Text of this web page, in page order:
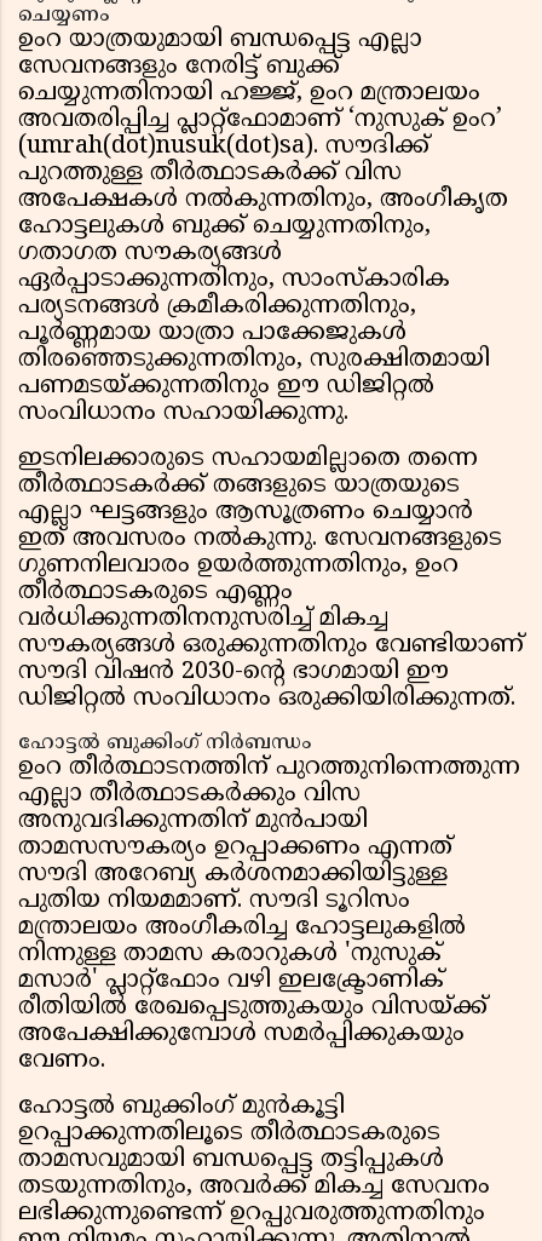
ചെയ്യണം
ഉംറ യാത്രയുമായി ബന്ധപ്പെട്ട എല്ലാ
സേവനങ്ങളും നേരിട്ട് ബുക്ക്
ചെയ്യുന്നതിനായി ഹജ്ജ്, ഉംറ മന്ത്രാലയം
അവതരിപ്പിച്ച പ്ലാറ്റ്‌ഫോമാണ് ‘നുസുക് ഉംറ’
(umrah(dot)nusuk(dot)sa). സൗദിക്ക്
പുറത്തുള്ള തീർത്ഥാടകർക്ക് വിസ
അപേക്ഷകൾ നൽകുന്നതിനും, അംഗീകൃത
ഹോട്ടലുകൾ ബുക്ക് ചെയ്യുന്നതിനും,
ഗതാഗത സൗകര്യങ്ങൾ
ഏർപ്പാടാക്കുന്നതിനും, സാംസ്കാരിക
പര്യടനങ്ങൾ ക്രമീകരിക്കുന്നതിനും,
പൂർണ്ണമായ യാത്രാ പാക്കേജുകൾ
തിരഞ്ഞെടുക്കുന്നതിനും, സുരക്ഷിതമായി
പണമടയ്ക്കുന്നതിനും ഈ ഡിജിറ്റൽ
സംവിധാനം സഹായിക്കുന്നു.
ഇടനിലക്കാരുടെ സഹായമില്ലാതെ തന്നെ
തീർത്ഥാടകർക്ക് തങ്ങളുടെ യാത്രയുടെ
എല്ലാ ഘട്ടങ്ങളും ആസൂത്രണം ചെയ്യാൻ
ഇത് അവസരം നൽകുന്നു. സേവനങ്ങളുടെ
ഗുണനിലവാരം ഉയർത്തുന്നതിനും, ഉംറ
തീർത്ഥാടകരുടെ എണ്ണം
വർധിക്കുന്നതിനനുസരിച്ച് മികച്ച
സൗകര്യങ്ങൾ ഒരുക്കുന്നതിനും വേണ്ടിയാണ്
സൗദി വിഷൻ 2030-ന്റെ ഭാഗമായി ഈ
ഡിജിറ്റൽ സംവിധാനം ഒരുക്കിയിരിക്കുന്നത്.
ഹോട്ടൽ ബുക്കിംഗ് നിർബന്ധം
ഉംറ തീർത്ഥാടനത്തിന് പുറത്തുനിന്നെത്തുന്ന
എല്ലാ തീർത്ഥാടകർക്കും വിസ
അനുവദിക്കുന്നതിന് മുൻപായി
താമസസൗകര്യം ഉറപ്പാക്കണം എന്നത്
സൗദി അറേബ്യ കർശനമാക്കിയിട്ടുള്ള
പുതിയ നിയമമാണ്. സൗദി ടൂറിസം
മന്ത്രാലയം അംഗീകരിച്ച ഹോട്ടലുകളിൽ
നിന്നുള്ള താമസ കരാറുകൾ 'നുസുക്
മസാർ' പ്ലാറ്റ്‌ഫോം വഴി ഇലക്ട്രോണിക്
രീതിയിൽ രേഖപ്പെടുത്തുകയും വിസയ്ക്ക്
അപേക്ഷിക്കുമ്പോൾ സമർപ്പിക്കുകയും
വേണം.
ഹോട്ടൽ ബുക്കിംഗ് മുൻകൂട്ടി
ഉറപ്പാക്കുന്നതിലൂടെ തീർത്ഥാടകരുടെ
താമസവുമായി ബന്ധപ്പെട്ട തട്ടിപ്പുകൾ
തടയുന്നതിനും, അവർക്ക് മികച്ച സേവനം
ലഭിക്കുന്നുണ്ടെന്ന് ഉറപ്പുവരുത്തുന്നതിനും